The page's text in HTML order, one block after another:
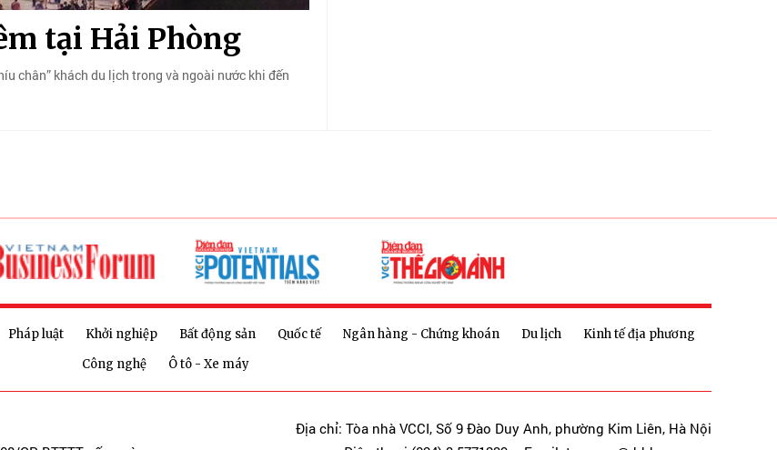
tại Hải Phòng
chân” khách du lịch trong và ngoài nước khi đến
Pháp luật Khởi nghiệp Bất động sản Quốc tế Ngân hàng - Chứng khoán Du lịch
Kinh tế địa phương
Công nghệ
Ô tô - Xe máy
Địa chỉ: Tòa nhà VCCI, Số 9 Đào Duy Anh, phường Kim Liên, Hà Nội